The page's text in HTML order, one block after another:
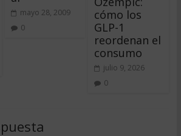
mayo 28, 2009
0
cómo los
GLP-1
reordenan el
consumo
julio 9, 2026
0